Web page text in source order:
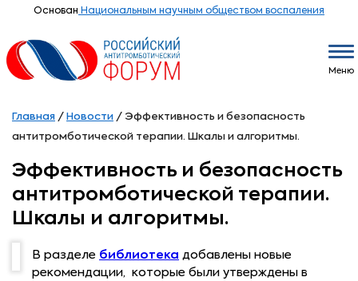
Основан Национальным научным обществом воспаления
Меню
Главная / Новости / Эффективность и безопасность
антитромботической терапии. Шкалы и алгоритмы.
Эффективность и безопасность
антитромботической терапии.
Шкалы и алгоритмы.
В разделе библиотека добавлены новые
рекомендации, которые были утверждены в